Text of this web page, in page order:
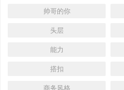
帅哥的你
头层
能力
搭扣
商务风格